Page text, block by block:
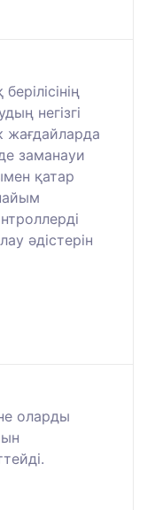
негізгі
жағдайларда
заманауи
қатар
әдістерін
оларды